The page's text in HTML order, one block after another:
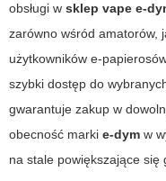
obsługi w sklep vape e-
zarówno wśród amatorów,
użytkowników e-
szybki dostęp do
gwarantuje zakup w
obecność marki e-dym w
na stale powiększające się